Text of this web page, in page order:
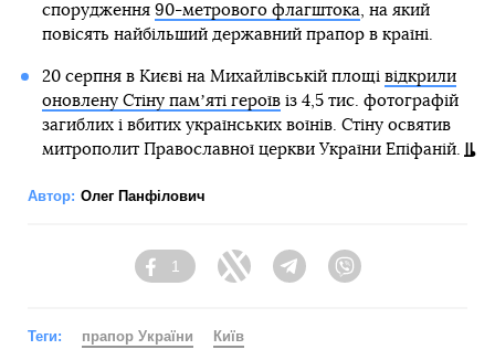
спорудження 90-метрового флагштока , на який
повісять найбільший державний прапор в країні.
20 серпня в Києві на Михайлівській площі відкрили
оновлену Стіну памʼяті героївіз 4,5 тис. фотографій
загиблих і вбитих українських воїнів. Стіну освятив
митрополит Православної церкви України Епіфаній.
Автор: Олег Панфілович
Facebook
1
Twitter TelegramViber
Теги: прапор України Київ